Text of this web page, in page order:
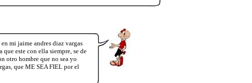
mi jaime andres diaz vargas
este con ella siempre, se de
otro hombre que no sea yo
que ME SEA FIEL por el